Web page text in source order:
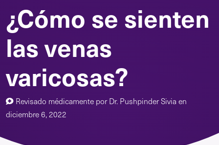
¿Cómo se sienten
las venas
varicosas?
Revisado médicamente porDr. Pushpinder Sivia en
diciembre 6, 2022